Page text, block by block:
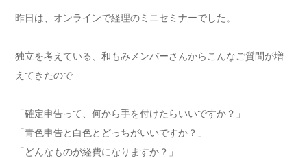
昨日は、オンラインで経理のミニセミナーでした。
独立を考えている、和もみメンバーさんからこんなご質問が増
えてきたので
「確定申告って、何から手を付けたらいいですか？」
「青色申告と白色とどっちがいいですか？」
「どんなものが経費になりますか？」